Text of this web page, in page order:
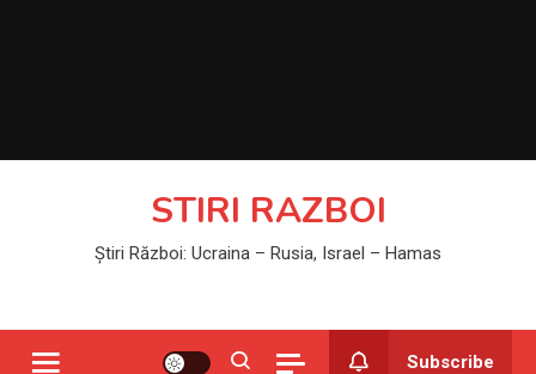
STIRI RAZBOI
Știri Război: Ucraina – Rusia, Israel – Hamas
Subscribe